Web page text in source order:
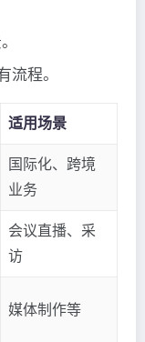
流程。
适用场景
国际化、跨境
业务
会议直播、采
访
媒体制作等